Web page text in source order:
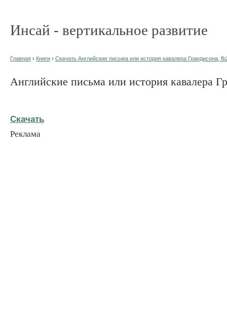
Инсай - вертикальное развитие
Главная › Книги › Скачать Английские письма или история кавалера Грандисона,
Английские письма или история кавалера
Скачать
Реклама